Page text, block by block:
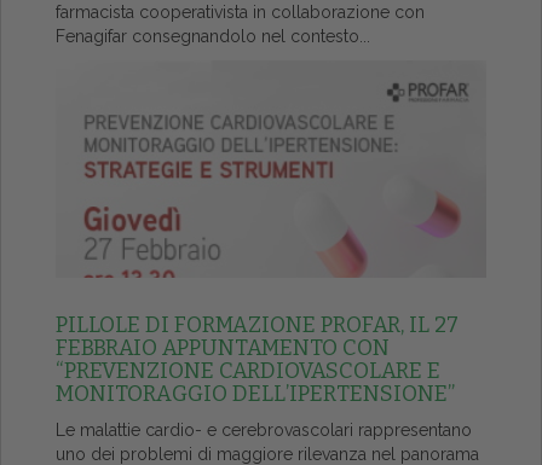
farmacista cooperativista in collaborazione con
Fenagifar consegnandolo nel contesto...
PILLOLE DI FORMAZIONE PROFAR, IL 27
FEBBRAIO APPUNTAMENTO CON
“PREVENZIONE CARDIOVASCOLARE E
MONITORAGGIO DELL’IPERTENSIONE”
Le malattie cardio- e cerebrovascolari rappresentano
uno dei problemi di maggiore rilevanza nel panorama